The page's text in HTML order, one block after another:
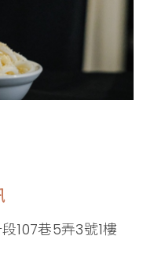
107巷5弄3號1樓